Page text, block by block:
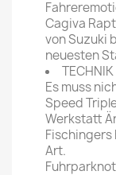
Cagiva
von Suzuki
neuesten
TECHNIK
Es muss
Speed
Werkstatt
Art.